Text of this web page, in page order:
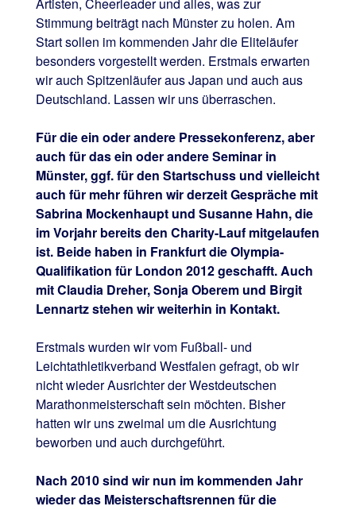
Stimmung beiträgt nach Münster zu holen. Am
Start sollen im kommenden Jahr die Eliteläufer
besonders vorgestellt werden. Erstmals erwarten
wir auch Spitzenläufer aus Japan und auch aus
Deutschland. Lassen wir uns überraschen.
Für die ein oder andere Pressekonferenz, aber
auch für das ein oder andere Seminar in
Münster, ggf. für den Startschuss und vielleicht
auch für mehr führen wir derzeit Gespräche mit
Sabrina Mockenhaupt und Susanne Hahn, die
im Vorjahr bereits den Charity-Lauf mitgelaufen
ist. Beide haben in Frankfurt die Olympia-
Qualifikation für London 2012 geschafft. Auch
mit Claudia Dreher, Sonja Oberem und Birgit
Lennartz stehen wir weiterhin in Kontakt.
Erstmals wurden wir vom Fußball- und
Leichtathletikverband Westfalen gefragt, ob wir
nicht wieder Ausrichter der Westdeutschen
Marathonmeisterschaft sein möchten. Bisher
hatten wir uns zweimal um die Ausrichtung
beworben und auch durchgeführt.
Nach 2010 sind wir nun im kommenden Jahr
wieder das Meisterschaftsrennen für die